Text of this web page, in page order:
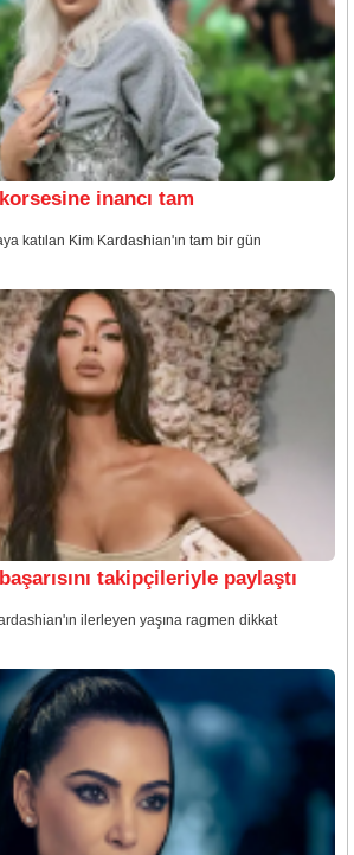
inancı tam
katılan Kim Kardashian'ın tam bir gün
takipçileriyle paylaştı
ilerleyen yaşına ragmen dikkat